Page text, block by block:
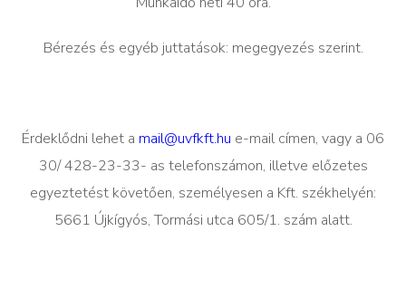
Bérezés és egyéb juttatások: megegyezés szerint.
Érdeklődni lehet a mail@uvfkft.hu e-mail címen, vagy a 06
30/ 428-23-33- as telefonszámon, illetve előzetes
egyeztetést követően, személyesen a Kft. székhelyén:
5661 Újkígyós, Tormási utca 605/1. szám alatt.